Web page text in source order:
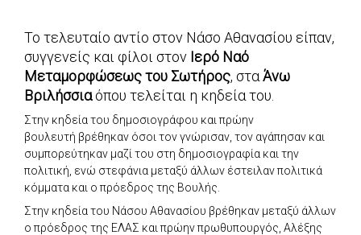
Το τελευταίο αντίο στον Νάσο Αθανασίου είπαν,
συγγενείς και φίλοι στον Ιερό Ναό
Μεταμορφώσεως του Σωτήρος, σταΆνω
Βριλήσσιαόπου τελείται η κηδεία του.
Στην κηδεία του δημοσιογράφου και πρώην
βουλευτή βρέθηκαν όσοι τον γνώρισαν, τον αγάπησαν και
συμπορεύτηκαν μαζί του στη δημοσιογραφία και την
πολιτική, ενώ στεφάνια μεταξύ άλλων έστειλαν πολιτικά
κόμματα και ο πρόεδρος της Βουλής.
Στην κηδεία του Νάσου Αθανασίου βρέθηκαν μεταξύ άλλων
ο πρόεδρος της ΕΛΑΣ και πρώην πρωθυπουργός, Αλέξης